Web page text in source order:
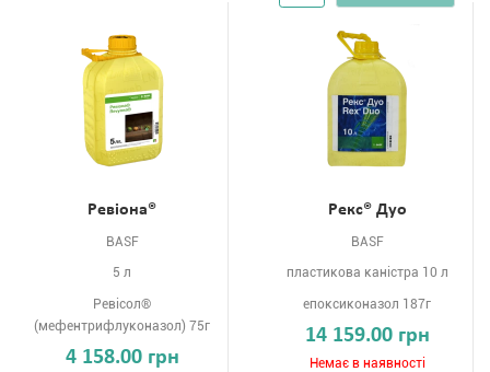
Ревіона®
BASF
5 л
Ревісол®
(мефентрифлуконазол) 75г
4 158.00 грн
Рекс® Дуо
BASF
пластикова каністра 10 л
епоксиконазол 187г
14 159.00 грн
Немає в наявності